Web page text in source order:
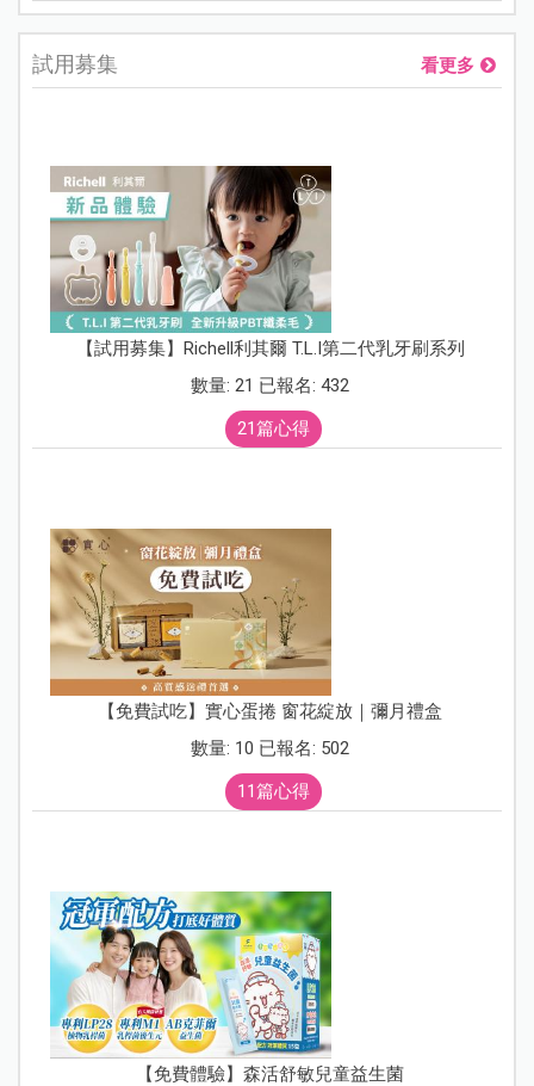
試用募集 看更多
【試用募集】Richell利其爾 T.L.I第二代乳牙刷系列
數量: 21 已報名: 432
21篇心得
【免費試吃】實心蛋捲 窗花綻放｜彌月禮盒
數量: 10 已報名: 502
11篇心得
【免費體驗】森活舒敏兒童益生菌